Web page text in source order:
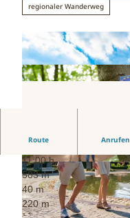
regionaler Wanderweg
R
u
n
d
Route Anrufen
11:00 h
583 m
40 m
220 m